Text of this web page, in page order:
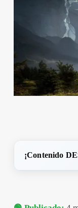
¡Contenido